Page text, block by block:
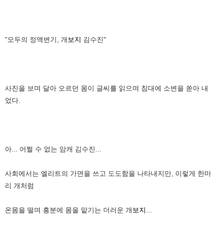
"모두의 정액변기, 개 보지 김수진"
사진을 보며 달아 오르던 몸이 글씨를 읽으며 침대에 소변을 쏟아 내
었다.
아... 어쩔 수 없는 암캐 김수진...
사회에서는 엘리트의 가면을 쓰고 도도함을 나타내지만, 이렇게 한마
리 개처럼
온몸을 떨며 흥분에 몸을 맡기는 더러운 개 보지